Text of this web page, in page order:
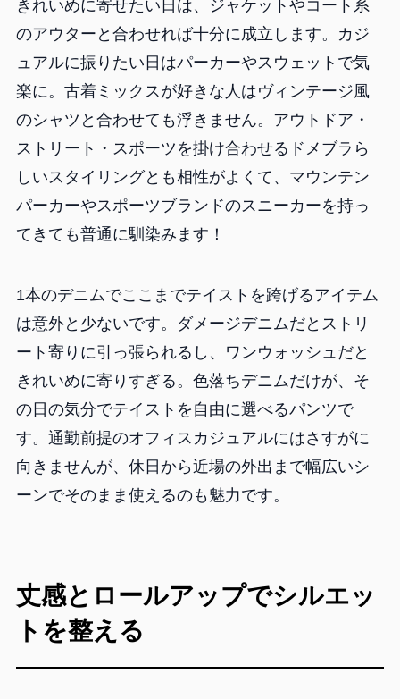
きれいめに寄せたい日は、ジャケットやコート系
のアウターと合わせれば十分に成立します。カジ
ュアルに振りたい日はパーカーやスウェットで気
楽に。古着ミックスが好きな人はヴィンテージ風
のシャツと合わせても浮きません。アウトドア・
ストリート・スポーツを掛け合わせるドメブラら
しいスタイリングとも相性がよくて、マウンテン
パーカーやスポーツブランドのスニーカーを持っ
てきても普通に馴染みます！
1本のデニムでここまでテイストを跨げるアイテム
は意外と少ないです。ダメージデニムだとストリ
ート寄りに引っ張られるし、ワンウォッシュだと
きれいめに寄りすぎる。色落ちデニムだけが、そ
の日の気分でテイストを自由に選べるパンツで
す。通勤前提のオフィスカジュアルにはさすがに
向きませんが、休日から近場の外出まで幅広いシ
ーンでそのまま使えるのも魅力です。
丈感とロールアップでシルエッ
トを整える